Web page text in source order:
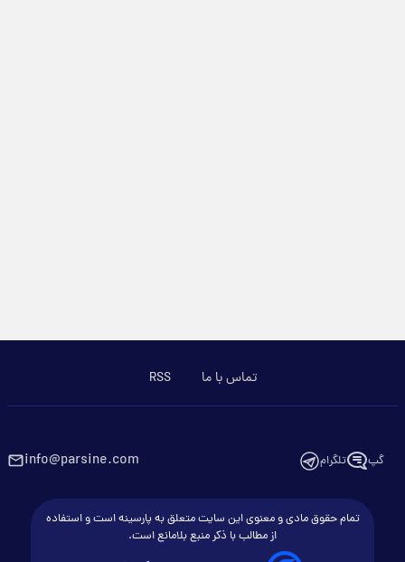
تماس با ما RSS
گپ تلگرام info@parsine.com
تمام حقوق مادی و معنوی این سایت متعلق به پارسینه است و استفاده
از مطالب با ذکر منبع بلامانع است.